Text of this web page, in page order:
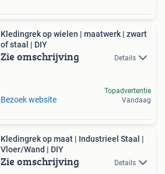
Kledingrek op wielen | maatwerk | zwart
of staal | DIY
Zie omschrijving Details
Bezoek website
Topadvertentie
Vandaag
Kledingrek op maat | Industrieel Staal |
Vloer/Wand | DIY
Zie omschrijving Details